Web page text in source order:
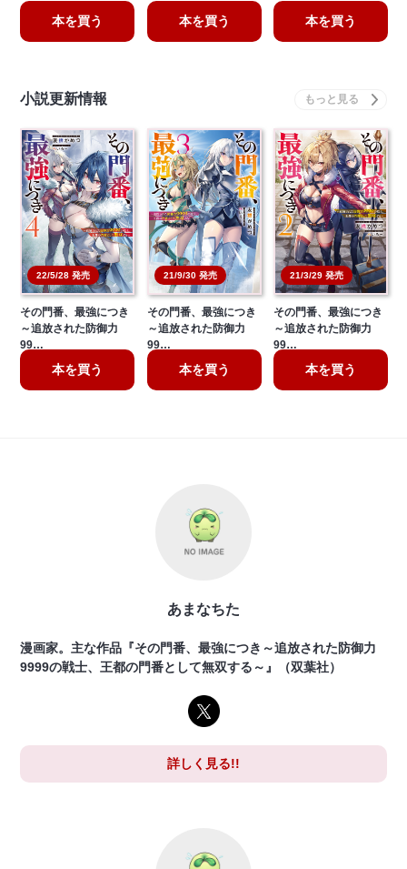
本を買う 本を買う 本を買う
小説更新情報
22/5/28 発売
その門番、最強につき
～追放された防御力
99…
本を買う
21/9/30 発売
その門番、最強につき
～追放された防御力
99…
本を買う
21/3/29 発売
その門番、最強につき
～追放された防御力
99…
本を買う
あまなちた
漫画家。主な作品『その門番、最強につき～追放された防御力
9999の戦士、王都の門番として無双する～』（双葉社）
詳しく見る!!